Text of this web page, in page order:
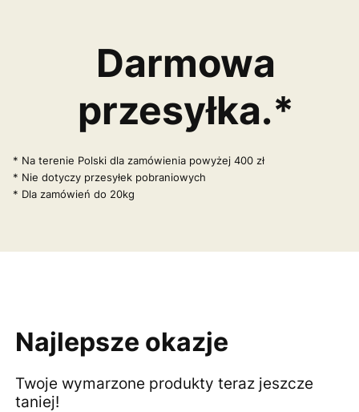
Darmowa
przesyłka.*
* Na terenie Polski dla zamówienia powyżej 400 zł
* Nie dotyczy przesyłek pobraniowych
* Dla zamówień do 20kg
Najlepsze okazje
Twoje wymarzone produkty teraz jeszcze
taniej!